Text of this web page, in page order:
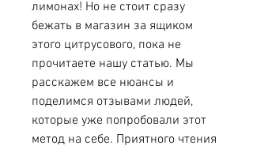
лимонах! Но не стоит сразу
бежать в магазин за ящиком
этого цитрусового, пока не
прочитаете нашу статью. Мы
расскажем все нюансы и
поделимся отзывами людей,
которые уже попробовали этот
метод на себе. Приятного чтения